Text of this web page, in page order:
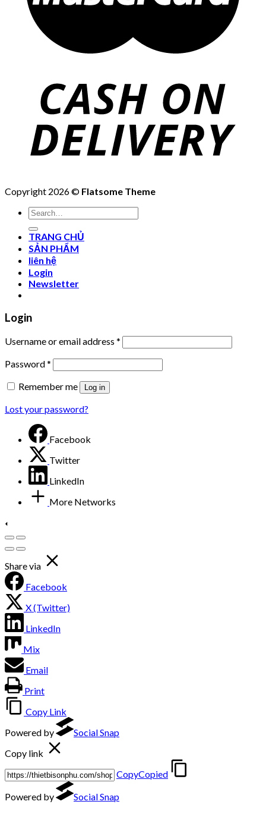
Copyright 2026 © Flatsome Theme
Search
for:
TRANG CHỦ
SẢN PHẨM
liên hệ
Login
Newsletter
Login
Username or email address *
Password*
Remember me
Log in
Lost your password?
Facebook
Twitter
LinkedIn
More Networks
Share via
Facebook
X (Twitter)
LinkedIn
Mix
Email
Print
Copy Link
Powered by
Social Snap
Copy link
CopyCopied
Powered by
Social Snap